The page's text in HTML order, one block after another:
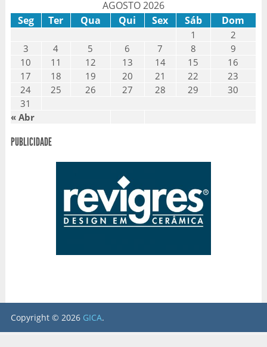
AGOSTO 2026
Seg
Ter Qua Qui Sex Sáb Dom
« Abr
1
2
3
4 5 6 7 8
9
10
11 12 13 14 15
16
17
18 19 20 21 22
23
24
25 26 27 28 29
30
31
PUBLICIDADE
Copyright © 2026 GICA.